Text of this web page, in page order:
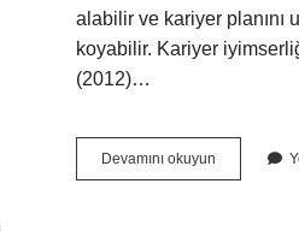
alabilir ve kariyer planını
koyabilir. Kariyer
(2012)…
Devamını okuyun
Olgunlugu